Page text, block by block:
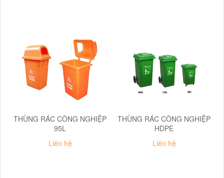
THÙNG RÁC CÔNG NGHIỆP
95L
Liên hệ
THÙNG RÁC CÔNG NGHIỆP
HDPE
Liên hệ